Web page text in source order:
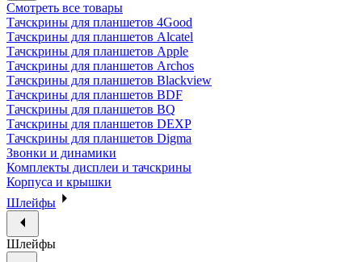
Смотреть все товары
Тачскрины для планшетов 4Good
Тачскрины для планшетов Alcatel
Тачскрины для планшетов Apple
Тачскрины для планшетов Archos
Тачскрины для планшетов Blackview
Тачскрины для планшетов BDF
Тачскрины для планшетов BQ
Тачскрины для планшетов DEXP
Тачскрины для планшетов Digma
Звонки и динамики
Комплекты дисплеи и тачскрины
Корпуса и крышки
Шлейфы
Шлейфы